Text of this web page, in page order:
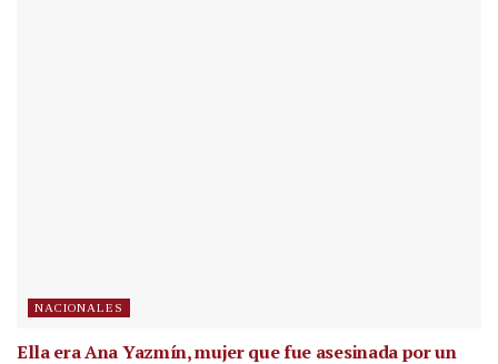
NACIONALES
Ella era Ana Yazmín, mujer que fue asesinada por un